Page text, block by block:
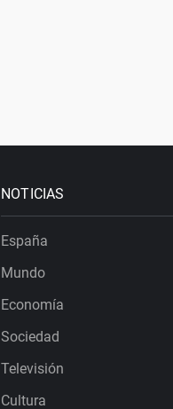
NOTICIAS
España
Mundo
Economía
Sociedad
Televisión
Cultura